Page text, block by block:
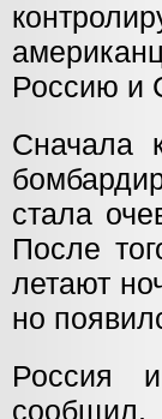
Россию и
Сначала
стала
После
летают
но
Россия